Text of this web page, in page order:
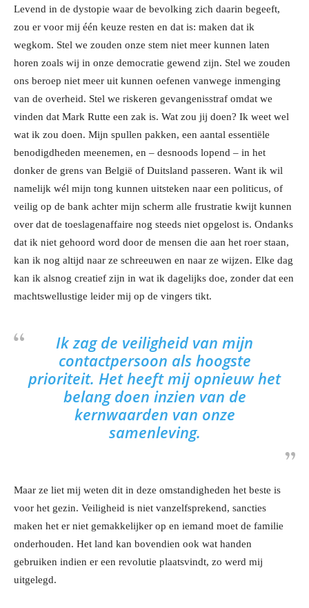
Levend in de dystopie waar de bevolking zich daarin begeeft,
zou er voor mij één keuze resten en dat is: maken dat ik
wegkom. Stel we zouden onze stem niet meer kunnen laten
horen zoals wij in onze democratie gewend zijn. Stel we zouden
ons beroep niet meer uit kunnen oefenen vanwege inmenging
van de overheid. Stel we riskeren gevangenisstraf omdat we
vinden dat Mark Rutte een zak is. Wat zou jij doen? Ik weet wel
wat ik zou doen. Mijn spullen pakken, een aantal essentiële
benodigdheden meenemen, en – desnoods lopend – in het
donker de grens van België of Duitsland passeren. Want ik wil
namelijk wél mijn tong kunnen uitsteken naar een politicus, of
veilig op de bank achter mijn scherm alle frustratie kwijt kunnen
over dat de toeslagenaffaire nog steeds niet opgelost is. Ondanks
dat ik niet gehoord word door de mensen die aan het roer staan,
kan ik nog altijd naar ze schreeuwen en naar ze wijzen. Elke dag
kan ik alsnog creatief zijn in wat ik dagelijks doe, zonder dat een
machtswellustige leider mij op de vingers tikt.
Ik zag de veiligheid van mijn
contactpersoon als hoogste
prioriteit. Het heeft mij opnieuw het
belang doen inzien van de
kernwaarden van onze
samenleving.
Maar ze liet mij weten dit in deze omstandigheden het beste is
voor het gezin. Veiligheid is niet vanzelfsprekend, sancties
maken het er niet gemakkelijker op en iemand moet de familie
onderhouden. Het land kan bovendien ook wat handen
gebruiken indien er een revolutie plaatsvindt, zo werd mij
uitgelegd.